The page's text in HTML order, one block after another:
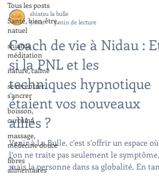
Tous les posts
Santé, bien-être,
natuel
shiatsu,
méditation
nature, calme
se recentrer,
s'ancrer
boisson,
curcuma
massage,
médecine douce
fibres
alimentaires
shiatsu la bulle
5 mai
3 min de lecture
Coach de vie à Nidau : Et
si la PNL et les
techniques hypnotique
étaient vos nouveaux
alliés ?
Venir à La Bulle, c’est s’offrir un espace où
l’on ne traite pas seulement le symptôme,
mais la personne dans sa globalité. En tant